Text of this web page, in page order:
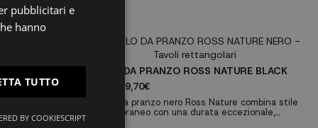
fusione di
TAVOLO DA PRANZO ROSS NATURE BLACK
269,70€
Il tavolo da pranzo nero Ross Nature combina stile
contemporaneo con una durata eccezionale,
rendendolo la scelta perfetta per la tua casa. Offre
ES
pubblicitari e
hanno
TUTTO
BY COOKIESCRIPT